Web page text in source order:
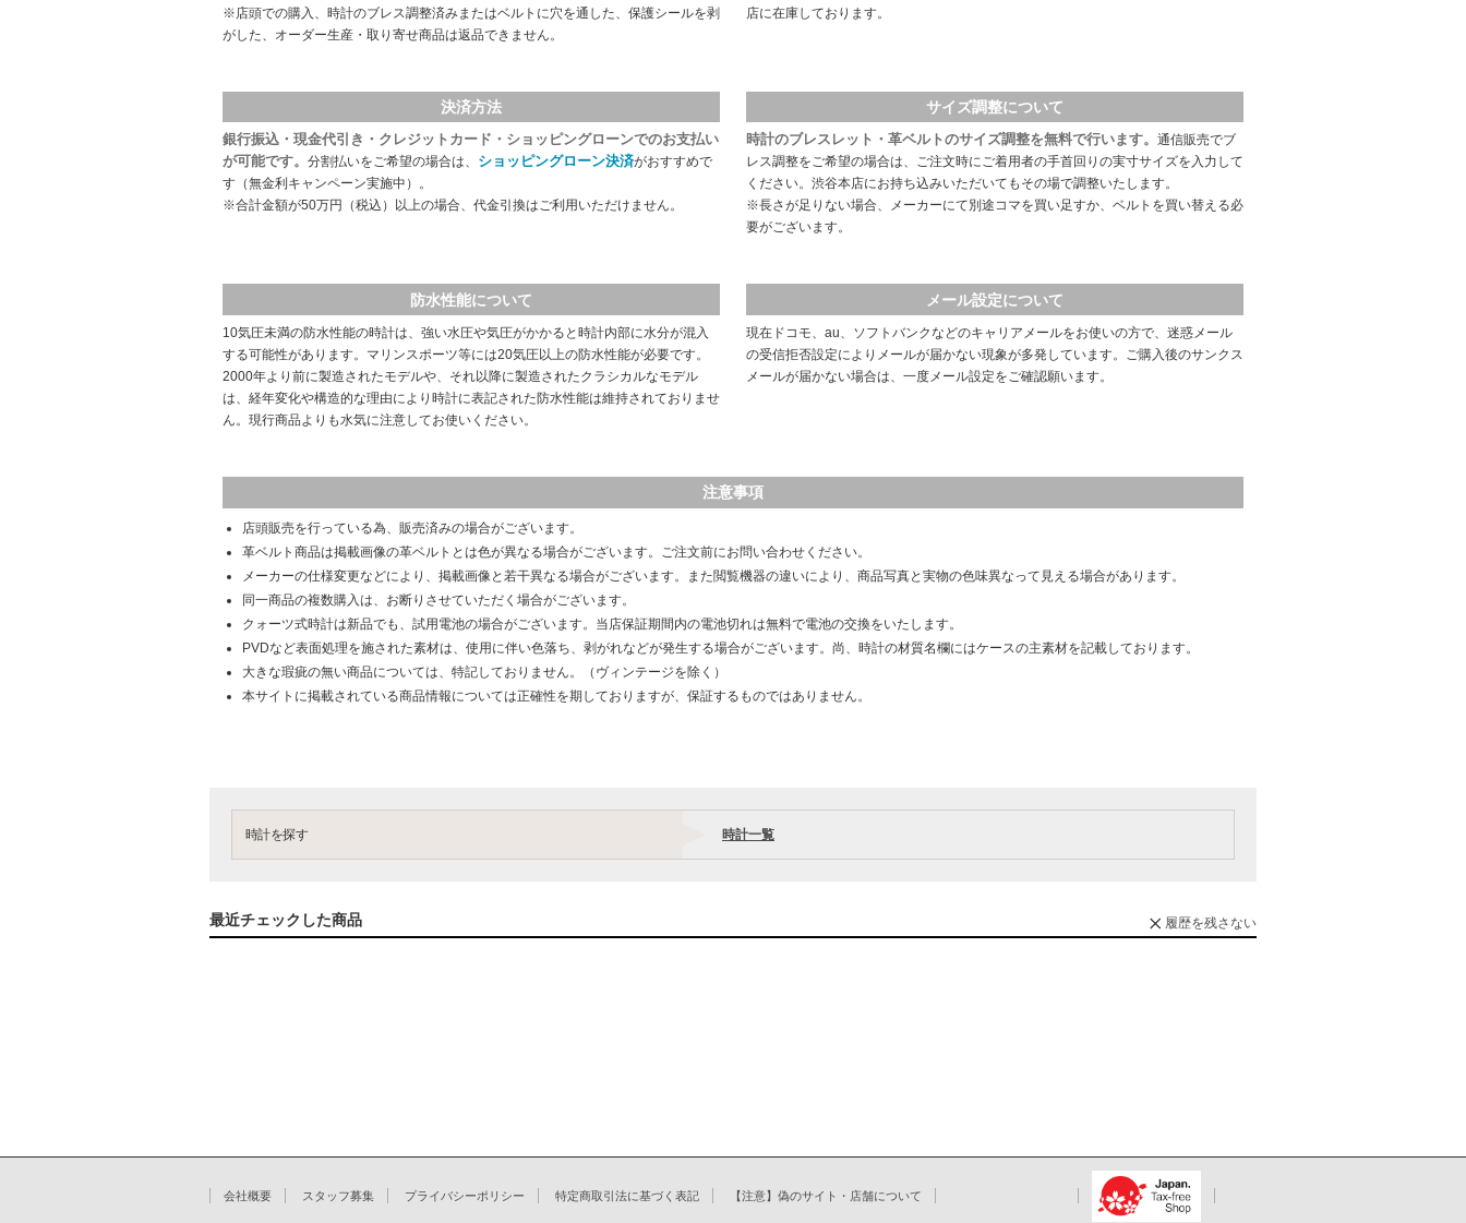
※店頭での購入、時計のブレス調整済みまたはベルトに穴を通した、保護シールを剥
がした、オーダー生産・取り寄せ商品は返品できません。
店に在庫しております。
決済方法
銀行振込・現金代引き・クレジットカード・ショッピングローンでのお支払い
が可能です。 分割払いをご希望の場合は、 ショッピングローン決済がおすすめで
す（無金利キャンペーン実施中）。
※合計金額が50万円（税込）以上の場合、代金引換はご利用いただけません。
サイズ調整について
時計のブレスレット・革ベルトのサイズ調整を無料で行います。 通信販売でブ
レス調整をご希望の場合は、ご注文時にご着用者の手首回りの実寸サイズを入力して
ください。渋谷本店にお持ち込みいただいてもその場で調整いたします。
※長さが足りない場合、メーカーにて別途コマを買い足すか、ベルトを買い替える必
要がございます。
防水性能について
10気圧未満の防水性能の時計は、強い水圧や気圧がかかると時計内部に水分が混入
する可能性があります。マリンスポーツ等には20気圧以上の防水性能が必要です。
2000年より前に製造されたモデルや、それ以降に製造されたクラシカルなモデル
は、経年変化や構造的な理由により時計に表記された防水性能は維持されておりませ
ん。現行商品よりも水気に注意してお使いください。
メール設定について
現在ドコモ、au、ソフトバンクなどのキャリアメールをお使いの方で、迷惑メール
の受信拒否設定によりメールが届かない現象が多発しています。ご購入後のサンクス
メールが届かない場合は、一度メール設定をご確認願います。
注意事項
店頭販売を行っている為、販売済みの場合がございます。
革ベルト商品は掲載画像の革ベルトとは色が異なる場合がございます。ご注文前にお問い合わせください。
メーカーの仕様変更などにより、掲載画像と若干異なる場合がございます。また閲覧機器の違いにより、商品写真と実物の色味異なって見える場合があります。
同一商品の複数購入は、お断りさせていただく場合がございます。
クォーツ式時計は新品でも、試用電池の場合がございます。当店保証期間内の電池切れは無料で電池の交換をいたします。
PVDなど表面処理を施された素材は、使用に伴い色落ち、剥がれなどが発生する場合がございます。尚、時計の材質名欄にはケースの主素材を記載しております。
大きな瑕疵の無い商品については、特記しておりません。（ヴィンテージを除く）
本サイトに掲載されている商品情報については正確性を期しておりますが、保証するものではありません。
時計を探す 時計一覧
最近チェックした商品 履歴を残さない
会社概要 スタッフ募集 プライバシーポリシー 特定商取引法に基づく表記 【注意】偽のサイト・店舗について